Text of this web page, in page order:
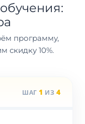
программу,
скидку 10%.
ШАГ 1 ИЗ 4